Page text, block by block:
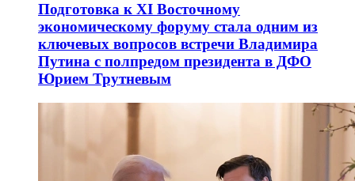
Подготовка к XI Восточному
экономическому форуму стала одним из
ключевых вопросов встречи Владимира
Путина с полпредом президента в ДФО
Юрием Трутневым